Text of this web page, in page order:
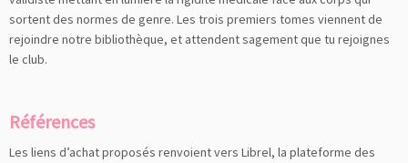
sortent des normes de genre. Les trois premiers tomes viennent de
rejoindre notre bibliothèque, et attendent sagement que tu rejoignes
le club.
Références
Les liens d’achat proposés renvoient vers Librel, la plateforme des